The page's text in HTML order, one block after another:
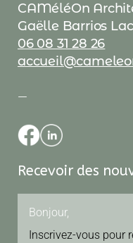
CAMéléOn
Gaëlle Barrios
06 08 31 28 26
—
Recevoir des
Bonjour,
Inscrivez-vous pour